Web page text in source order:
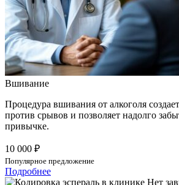
Вшивание
Процедура вшивания от алкоголя
против срывов и позволяет надолго
привычке.
10 000 ₽
Популярное предложение
Подробнее